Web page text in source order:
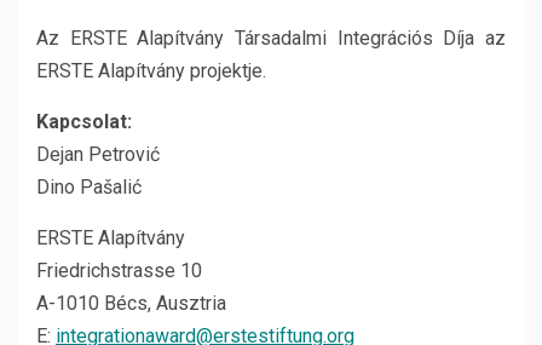
Az ERSTE Alapítvány Társadalmi Integrációs Díja az
ERSTE Alapítvány projektje.
Kapcsolat:
Dejan Petrović
Dino Pašalić
ERSTE Alapítvány
Friedrichstrasse 10
A-1010 Bécs, Ausztria
E: integrationaward@erstestiftung.org